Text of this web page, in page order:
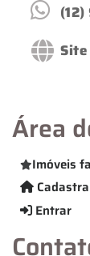
Site
Área
Imóveis
Entrar